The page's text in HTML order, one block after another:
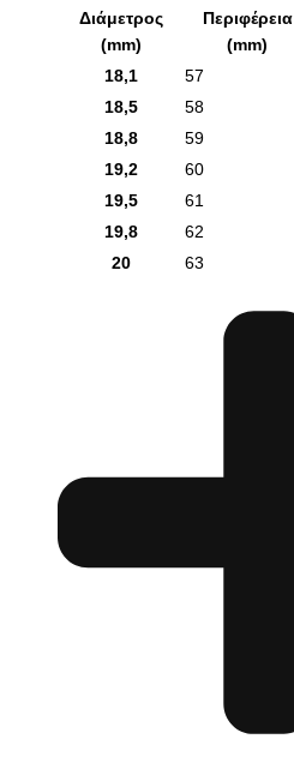
Διάμετρος
(mm)
Περιφέρεια
(mm)
18,1
57
18,5
58
18,8
59
19,2
60
19,5
61
19,8
62
20
63